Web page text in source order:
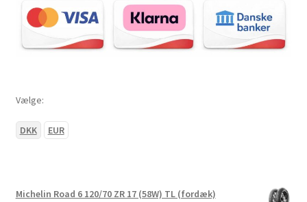
Vælge:
DKK EUR
Michelin Road 6 120/70 ZR 17 (58W) TL (fordæk)